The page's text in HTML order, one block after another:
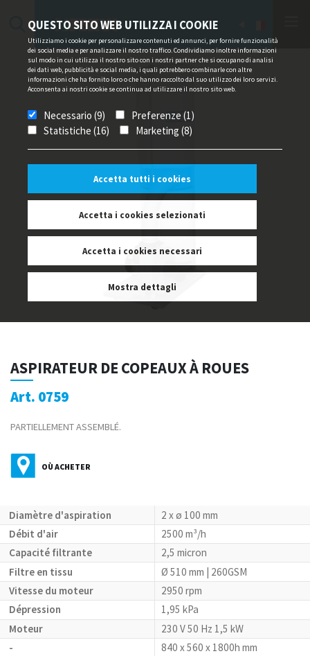
QUESTO SITO WEB UTILIZZA I COOKIE
Utilizziamo i cookie per personalizzare contenuti ed annunci, per fornire funzionalità
dei social media e per analizzare il nostro traffico. Condividiamo inoltre informazioni
sul modo in cui utilizza il nostro sito con i nostri partner che si occupano di analisi
dei dati web, pubblicità e social media, i quali potrebbero combinarle con altre
informazioni che ha fornito loro o che hanno raccolto dal suo utilizzo dei loro servizi.
Acconsenta ai nostri cookie se continua ad utilizzare il nostro sito web.
Necessario (9)
Preferenze (1)
Statistiche (16)
Marketing (8)
Accetta tutti i cookies
Accetta i cookies selezionati
Accetta i cookies necessari
Mostra dettagli
ASPIRATEUR DE COPEAUX À ROUES
Art. 0759
PARTIELLEMENT ASSEMBLÉ.
OÙ ACHETER
Diamètre d'aspiration
2 x ø 100 mm
Débit d'air
2500 m³/h
Capacité filtrante
2,5 micron
Filtre en tissu
Ø 510 mm | 260GSM
Vitesse du moteur
2950 rpm
Dépression
1,95 kPa
Moteur
230 V 50 Hz 1,5 kW
-
840 x 560 x 1800h mm